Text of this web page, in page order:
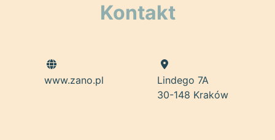
Kontakt
www.zano.pl
Lindego 7A
30-148 Kraków